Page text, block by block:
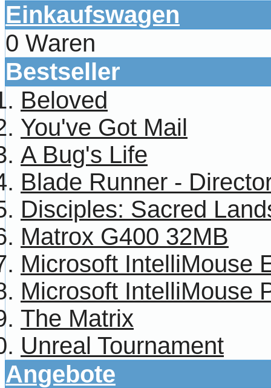
Einkaufswagen
0 Waren
Bestseller
Beloved
You've Got Mail
A Bug's Life
Blade Runner -
Disciples: Sacred
Matrox G400 32MB
Microsoft IntelliMouse
Microsoft IntelliMouse
The Matrix
Unreal Tournament
Angebote